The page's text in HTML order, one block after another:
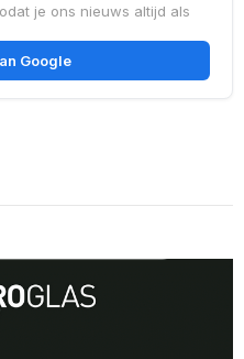
je ons nieuws altijd als
Google